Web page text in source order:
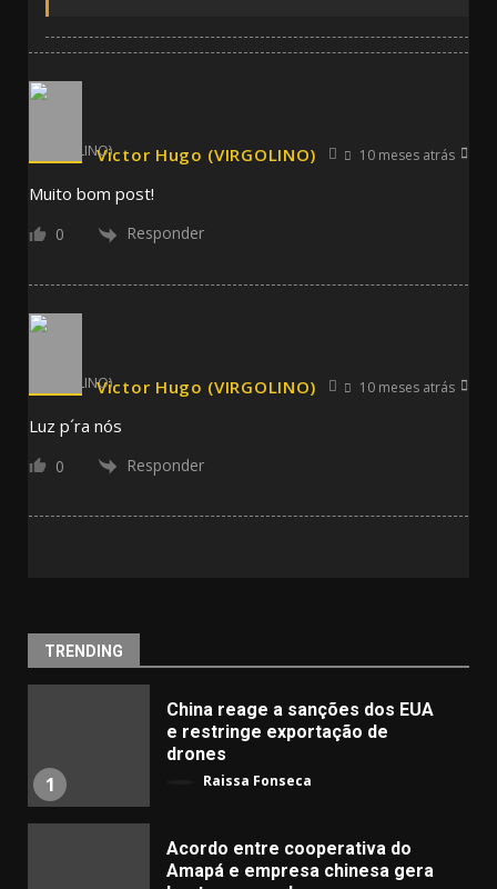
Victor Hugo (VIRGOLINO) 10 meses atrás
Muito bom post!
0 Responder
Victor Hugo (VIRGOLINO) 10 meses atrás
Luz p´ra nós
0 Responder
TRENDING
1
China reage a sanções dos EUA
e restringe exportação de
drones
Raissa Fonseca
Acordo entre cooperativa do
Amapá e empresa chinesa gera